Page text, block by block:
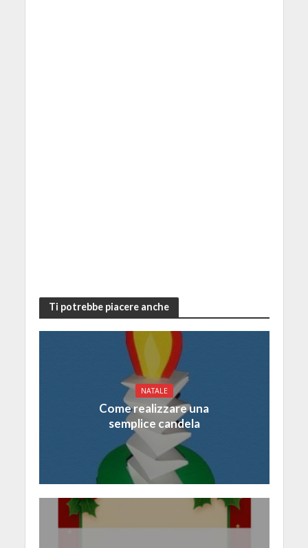
Ti potrebbe piacere anche
NATALE
Come realizzare una
semplice candela